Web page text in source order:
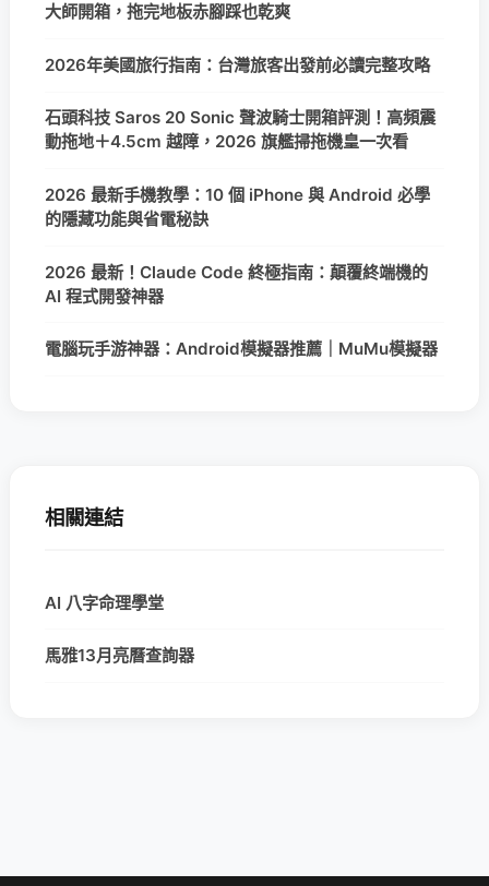
大師開箱，拖完地板赤腳踩也乾爽
2026年美國旅行指南：台灣旅客出發前必讀完整攻略
石頭科技 Saros 20 Sonic 聲波騎士開箱評測！高頻震
動拖地＋4.5cm 越障，2026 旗艦掃拖機皇一次看
2026 最新手機教學：10 個 iPhone 與 Android 必學
的隱藏功能與省電秘訣
2026 最新！Claude Code 終極指南：顛覆終端機的
AI 程式開發神器
電腦玩手游神器：Android模擬器推薦｜MuMu模擬器
相關連結
AI 八字命理學堂
馬雅13月亮曆查詢器